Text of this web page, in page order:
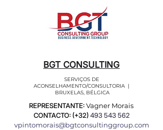
BGT CONSULTING
SERVIÇOS DE
ACONSELHAMENTO/CONSULTORIA |
BRUXELAS, BÉLGICA
REPRESENTANTE:Vagner Morais
CONTACTO: (+32)493 543 562
vpintomorais@bgtconsultinggroup.com